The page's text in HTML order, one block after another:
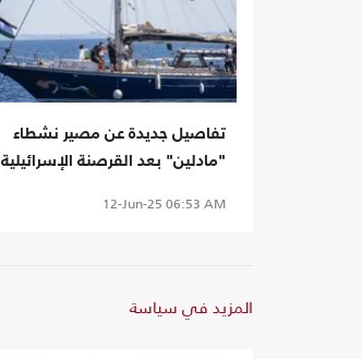
تفاصيل جديدة عن مصير نشطاء
"مادلين" بعد القرصنة الإسرائيلية
12-Jun-25 06:53 AM
المزيد في سياسة